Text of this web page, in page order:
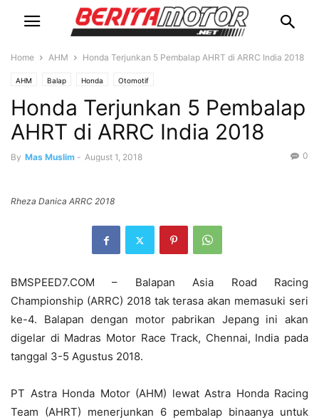
Home AHM Honda Terjunkan 5 Pembalap AHRT di ARRC India 2018
AHM Balap Honda Otomotif
Honda Terjunkan 5 Pembalap
AHRT di ARRC India 2018
By Mas Muslim - August 1, 2018 0
Rheza Danica ARRC 2018
BMSPEED7.COM – Balapan Asia Road Racing
Championship (ARRC) 2018 tak terasa akan memasuki seri
ke-4. Balapan dengan motor pabrikan Jepang ini akan
digelar di Madras Motor Race Track, Chennai, India pada
tanggal 3-5 Agustus 2018.
PT Astra Honda Motor (AHM) lewat Astra Honda Racing
Team (AHRT) menerjunkan 6 pembalap binaanya untuk